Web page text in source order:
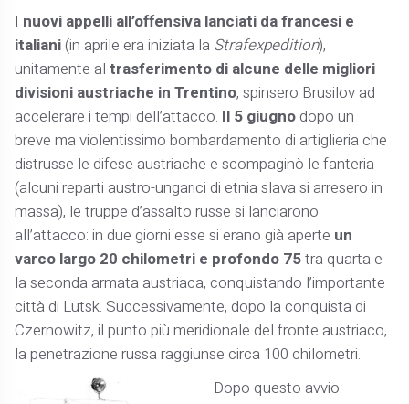
I nuovi appelli all’offensiva lanciati da francesi e
italiani(in aprile era iniziata la Strafexpedition),
unitamente altrasferimento di alcune delle migliori
divisioni austriache in Trentino, spinsero Brusilov ad
accelerare i tempi dell’attacco. Il 5 giugnodopo un
breve ma violentissimo bombardamento di artiglieria che
distrusse le difese austriache e scompaginò le fanteria
(alcuni reparti austro-ungarici di etnia slava si arresero in
massa), le truppe d’assalto russe si lanciarono
all’attacco: in due giorni esse si erano già aperte un
varco largo 20 chilometri e profondo 75tra quarta e
la seconda armata austriaca, conquistando l’importante
città di Lutsk. Successivamente, dopo la conquista di
Czernowitz, il punto più meridionale del fronte austriaco,
la penetrazione russa raggiunse circa 100 chilometri.
Dopo questo avvio